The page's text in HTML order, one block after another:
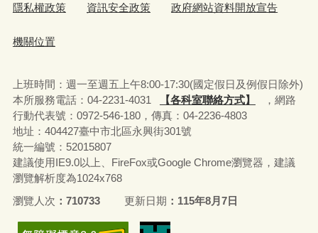
隱私權政策 資訊安全政策 政府網站資料開放宣告
機關位置
上班時間：週一至週五上午8:00-17:30(國定假日及例假日除外)
本所服務電話：04-2231-4031
【各科室聯絡方式】
，網路
行動代表號：0972-546-180， 傳真：04-2236-4803
地址：404427臺中市北區永興街301號
統一編號：52015807
建議使用IE9.0以上、FireFox或Google Chrome瀏覽器，建議
瀏覽解析度為1024x768
瀏覽人次
710733 更新日期 115年8月7日